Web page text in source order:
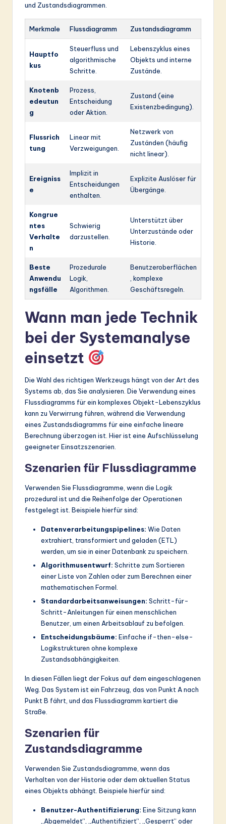
und Zustandsdiagrammen.
Merkmale Flussdiagramm Zustandsdiagramm
Hauptfo
kus
Steuerfluss und
algorithmische
Schritte.
Lebenszyklus eines
Objekts und interne
Zustände.
Knotenb
edeutun
g
Prozess,
Entscheidung
oder Aktion.
Zustand (eine
Existenzbedingung).
Flussrich
tung
Linear mit
Verzweigungen.
Netzwerk von
Zuständen (häufig
nicht linear).
Ereigniss
e
Implizit in
Entscheidungen
enthalten.
Explizite Auslöser für
Übergänge.
Kongrue
ntes
Verhalte
n
Schwierig
darzustellen.
Unterstützt über
Unterzustände oder
Historie.
Beste
Anwendu
ngsfälle
Prozedurale
Logik,
Algorithmen.
Benutzeroberflächen
, komplexe
Geschäftsregeln.
Wann man jede Technik
bei der Systemanalyse
einsetzt
Die Wahl des richtigen Werkzeugs hängt von der Art des
Systems ab, das Sie analysieren. Die Verwendung eines
Flussdiagramms für ein komplexes Objekt-Lebenszyklus
kann zu Verwirrung führen, während die Verwendung
eines Zustandsdiagramms für eine einfache lineare
Berechnung überzogen ist. Hier ist eine Aufschlüsselung
geeigneter Einsatzszenarien.
Szenarien für Flussdiagramme
Verwenden Sie Flussdiagramme, wenn die Logik
prozedural ist und die Reihenfolge der Operationen
festgelegt ist. Beispiele hierfür sind:
Datenverarbeitungspipelines: Wie Daten
extrahiert, transformiert und geladen (ETL)
werden, um sie in einer Datenbank zu speichern.
Algorithmusentwurf: Schritte zum Sortieren
einer Liste von Zahlen oder zum Berechnen einer
mathematischen Formel.
Standardarbeitsanweisungen: Schritt-für-
Schritt-Anleitungen für einen menschlichen
Benutzer, um einen Arbeitsablauf zu befolgen.
Entscheidungsbäume: Einfache if-then-else-
Logikstrukturen ohne komplexe
Zustandsabhängigkeiten.
In diesen Fällen liegt der Fokus auf dem eingeschlagenen
Weg. Das System ist ein Fahrzeug, das von Punkt A nach
Punkt B fährt, und das Flussdiagramm kartiert die
Straße.
Szenarien für
Zustandsdiagramme
Verwenden Sie Zustandsdiagramme, wenn das
Verhalten von der Historie oder dem aktuellen Status
eines Objekts abhängt. Beispiele hierfür sind:
Benutzer-Authentifizierung: Eine Sitzung kann
„Abgemeldet“, „Authentifiziert“, „Gesperrt“ oder